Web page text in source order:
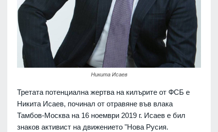
Никита Исаев
Третата потенциална жертва на килърите от ФСБ е
Никита Исаев, починал от отравяне във влака
Тамбов-Москва на 16 ноември 2019 г. Исаев е бил
знаков активист на движението "Нова Русия.